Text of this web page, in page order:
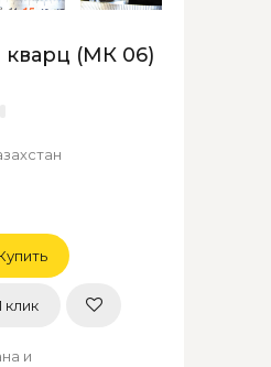
(МК 06)
клик
и